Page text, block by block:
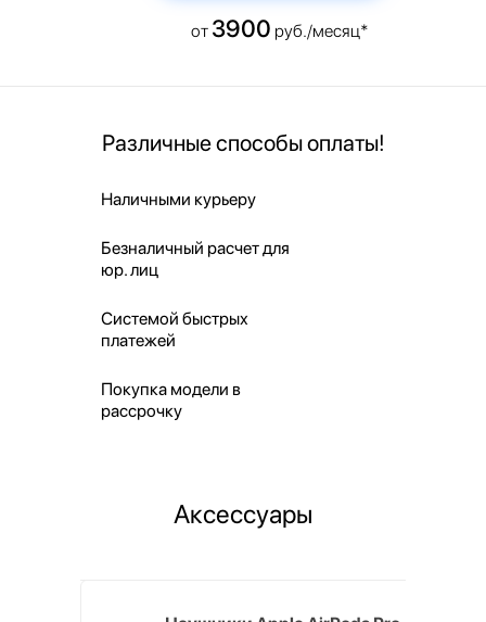
от 3900 руб./месяц*
Различные способы оплаты!
Наличными курьеру
Безналичный расчет для
юр. лиц
Системой быстрых
платежей
Покупка модели в
рассрочку
Аксессуары